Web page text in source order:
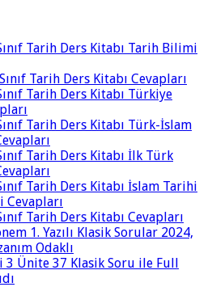
Tarih Ders Kitabı Tarih Bilimi
Tarih Ders Kitabı Cevapları
Tarih Ders Kitabı Türkiye
Tarih Ders Kitabı Türk-İslam
Tarih Ders Kitabı İlk Türk
Tarih Ders Kitabı İslam Tarihi
Cevapları
Tarih Ders Kitabı Cevapları
1. Yazılı Klasik Sorular 2024,
Odaklı
3 Ünite 37 Klasik Soru ile Full